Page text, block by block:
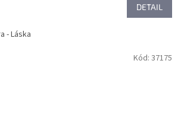
DETAIL
- Láska
Kód: 37175